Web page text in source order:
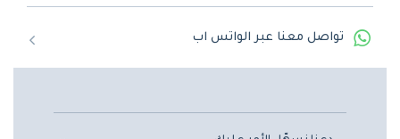
تواصل معنا عبر الواتس اب